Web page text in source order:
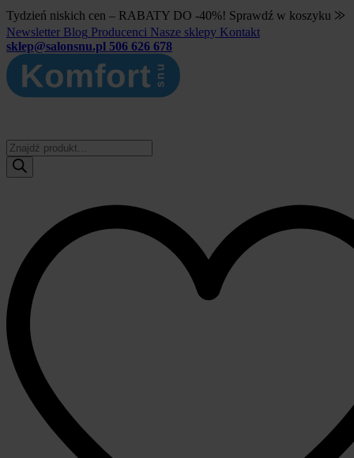
Tydzień niskich cen – RABATY DO -40%! Sprawdź w koszyku ⨠
Newsletter Blog Producenci Nasze sklepy Kontakt
sklep@salonsnu.pl 506 626 678
Wyszukiwarka
produktów